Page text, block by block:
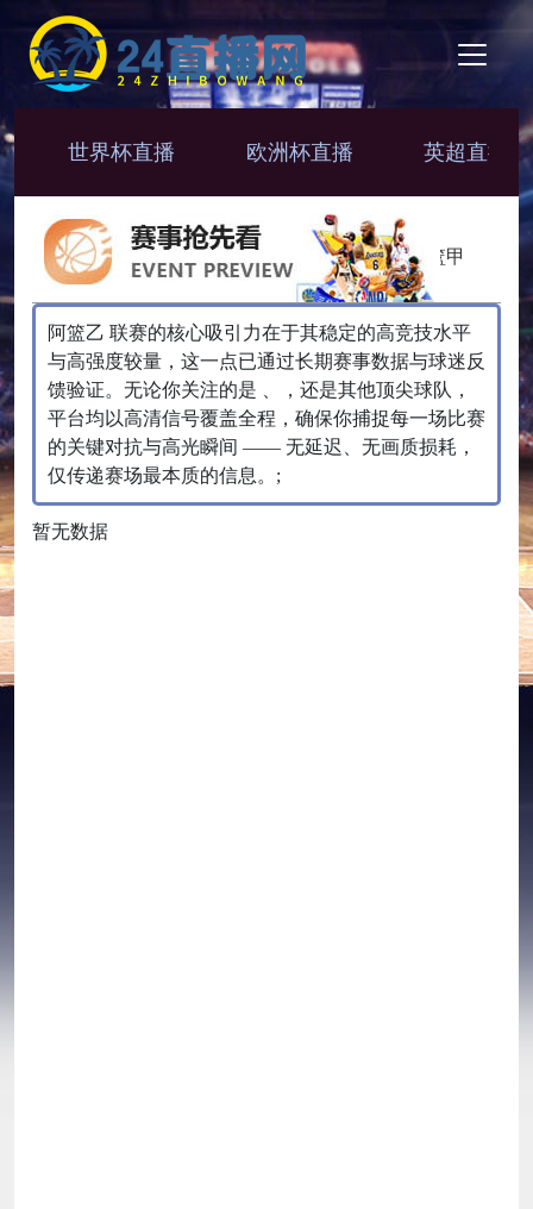
世界杯直播 欧洲杯直播 英超直播
韩篮甲
NBL
CBA
NBA
阿篮乙 联赛的核心吸引力在于其稳定的高竞技水平
与高强度较量，这一点已通过长期赛事数据与球迷反
馈验证。无论你关注的是 、，还是其他顶尖球队，
平台均以高清信号覆盖全程，确保你捕捉每一场比赛
的关键对抗与高光瞬间 —— 无延迟、无画质损耗，
仅传递赛场最本质的信息。;
暂无数据